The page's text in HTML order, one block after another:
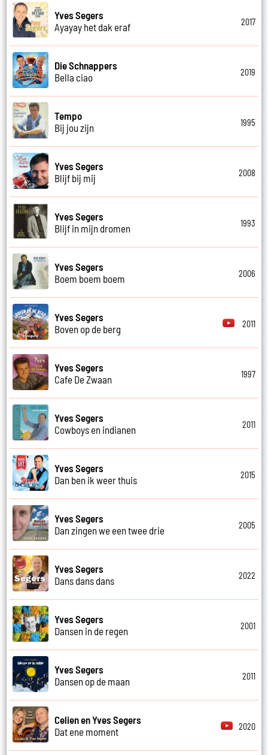
Yves Segers
Ayayay het dak eraf
2017
Die Schnappers
Bella ciao
2019
Tempo
Bij jou zijn
1995
Yves Segers
Blijf bij mij
2008
Yves Segers
Blijf in mijn dromen
1993
Yves Segers
Boem boem boem
2006
Yves Segers
Boven op de berg
2011
Yves Segers
Cafe De Zwaan
1997
Yves Segers
Cowboys en indianen
2011
Yves Segers
Dan ben ik weer thuis
2015
Yves Segers
Dan zingen we een twee drie
2005
Yves Segers
Dans dans dans
2022
Yves Segers
Dansen in de regen
2001
Yves Segers
Dansen op de maan
2011
Celien en Yves Segers
Dat ene moment
2020